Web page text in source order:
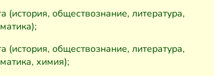
(история, обществознание, литература,
(история, обществознание, литература,
химия);